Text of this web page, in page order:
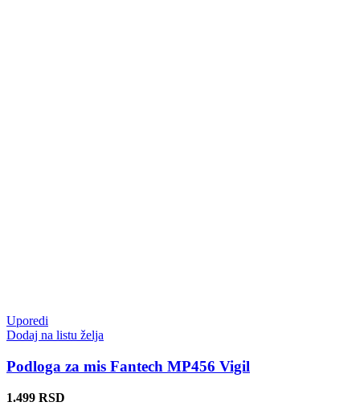
Uporedi
Dodaj na listu želja
Podloga za mis Fantech MP456 Vigil
1.499 RSD